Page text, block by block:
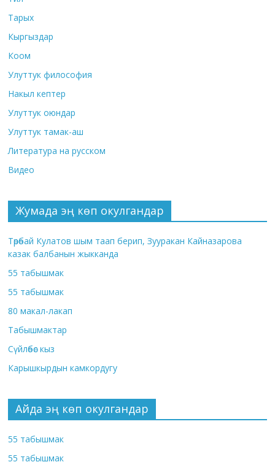
Тарых
Кыргыздар
Коом
Улуттук философия
Накыл кептер
Улуттук оюндар
Улуттук тамак-аш
Литература на русском
Видео
Жумада эң көп окулгандар
Төрөбай Кулатов шым таап берип, Зууракан Кайназарова
казак балбанын жыкканда
55 табышмак
55 табышмак
80 макал-лакап
Табышмактар
Сүйлөбөс кыз
Карышкырдын камкордугу
Айда эң көп окулгандар
55 табышмак
55 табышмак